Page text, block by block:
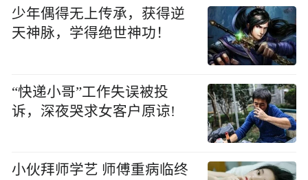
少年偶得无上传承，获得逆
天神脉，学得绝世神功！
“快递小哥”工作失误被投
诉，深夜哭求女客户原谅!
小伙拜师学艺 师傅重病临终